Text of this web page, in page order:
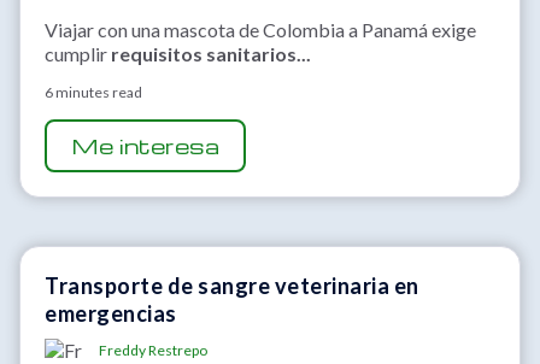
Viajar con una mascota de Colombia a Panamá exige
cumplir requisitos sanitarios...
6 minutes read
Me interesa
Transporte de sangre veterinaria en
emergencias
Freddy Restrepo